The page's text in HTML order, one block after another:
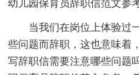
幼儿园保育员辞职信范文参
当我们在岗位上体验过
些问题而辞职，这也意味着
写辞职信需要注意哪些问题